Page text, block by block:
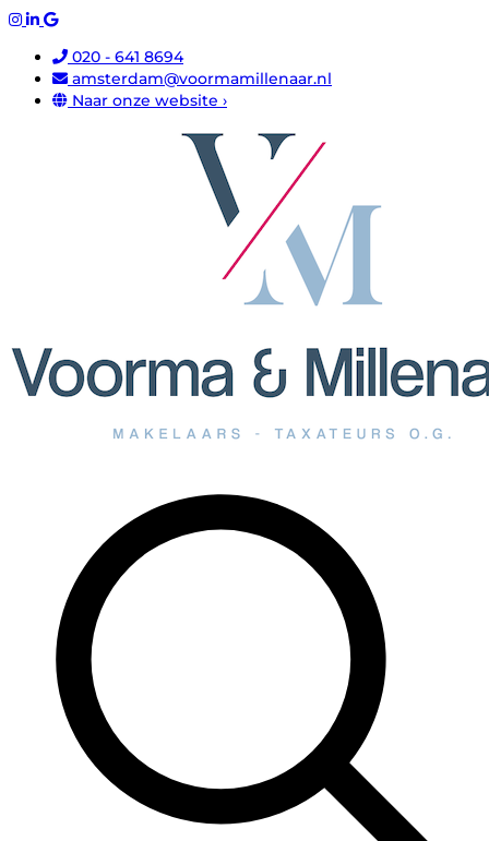
020 - 641 8694
amsterdam@voormamillenaar.nl
Naar onze website ›